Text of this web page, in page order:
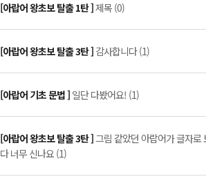
[아랍어 왕초보 탈출 1탄 ]제목 (0)
[아랍어 왕초보 탈출 3탄 ] 감사합니다 (1)
[아랍어 기초 문법 ] 일단 다봤어요! (1)
[아랍어 왕초보 탈출 3탄 ]그림 같았던 아랍어가 글자로
다 너무 신나요 (1)